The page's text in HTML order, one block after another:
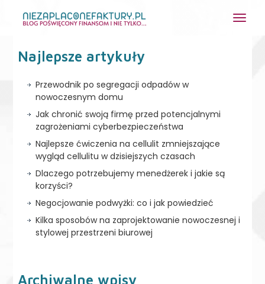
Najlepsze artykuły
Przewodnik po segregacji odpadów w
nowoczesnym domu
Jak chronić swoją firmę przed potencjalnymi
zagrożeniami cyberbezpieczeństwa
Najlepsze ćwiczenia na cellulit zmniejszające
wygląd cellulitu w dzisiejszych czasach
Dlaczego potrzebujemy menedżerek i jakie są
korzyści?
Negocjowanie podwyżki: co i jak powiedzieć
Kilka sposobów na zaprojektowanie nowoczesnej i
stylowej przestrzeni biurowej
Archiwalne wpisy